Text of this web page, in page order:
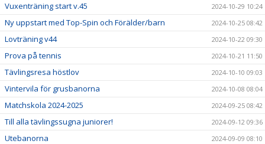
Vuxenträning start v.45 2024-10-29 10:24
Ny uppstart med Top-Spin och Förälder/barn 2024-10-25 08:42
Lovträning v44 2024-10-22 09:30
Prova på tennis 2024-10-21 11:50
Tävlingsresa höstlov 2024-10-10 09:03
Vintervila för grusbanorna 2024-10-08 08:04
Matchskola 2024-2025 2024-09-25 08:42
Till alla tävlingssugna juniorer! 2024-09-12 09:36
Utebanorna 2024-09-09 08:10